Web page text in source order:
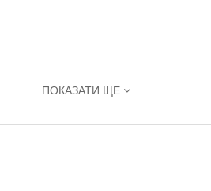
ПОКАЗАТИ ЩЕ